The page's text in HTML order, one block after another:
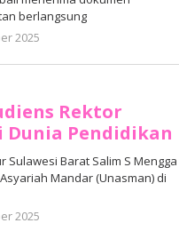
berlangsung
2025
Junaedi
Rektor
Dunia Pendidikan
Sulawesi Barat Salim S Mengga
Mandar (Unasman) di
2025